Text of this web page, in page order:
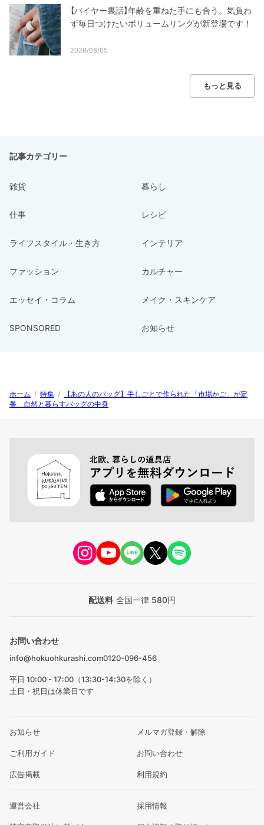
【バイヤー裏話】年齢を重ねた手にも合う。気負わ
ず毎日つけたいボリュームリングが新登場です！
2026/08/05
もっと見る
記事カテゴリー
雑貨 暮らし
仕事 レシピ
ライフスタイル・生き方 インテリア
ファッション カルチャー
エッセイ・コラム メイク・スキンケア
SPONSORED お知らせ
ホーム / 特集 /
【あの人のバッグ】手しごとで作られた「市場かご」が定
番、自然と暮らすバッグの中身
配送料 全国一律 580円
お問い合わせ
info@hokuohkurashi.com0120-096-456
平日 10:00 - 17:00（13:30-14:30を除く）
土日・祝日は休業日です
お知らせ メルマガ登録・解除
ご利用ガイド お問い合わせ
広告掲載 利用規約
運営会社 採用情報